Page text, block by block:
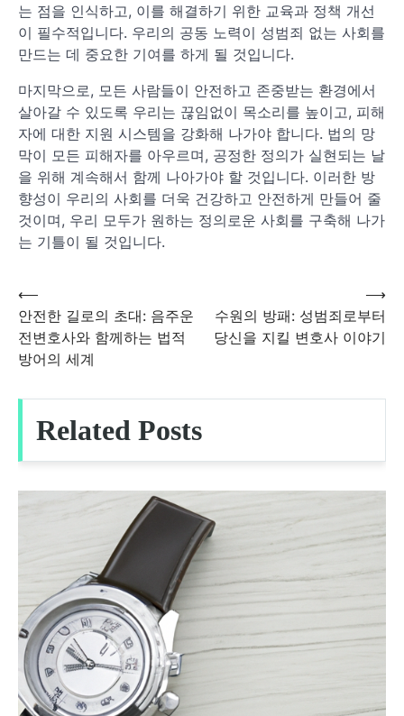
는 점을 인식하고, 이를 해결하기 위한 교육과 정책 개선
이 필수적입니다. 우리의 공동 노력이 성범죄 없는 사회를
만드는 데 중요한 기여를 하게 될 것입니다.
마지막으로, 모든 사람들이 안전하고 존중받는 환경에서
살아갈 수 있도록 우리는 끊임없이 목소리를 높이고, 피해
자에 대한 지원 시스템을 강화해 나가야 합니다. 법의 망
막이 모든 피해자를 아우르며, 공정한 정의가 실현되는 날
을 위해 계속해서 함께 나아가야 할 것입니다. 이러한 방
향성이 우리의 사회를 더욱 건강하고 안전하게 만들어 줄
것이며, 우리 모두가 원하는 정의로운 사회를 구축해 나가
는 기틀이 될 것입니다.
글
탐
색
⟵
안전한 길로의 초대: 음주운
전변호사와 함께하는 법적
방어의 세계
수원의 방패: 성범죄로부터
당신을 지킬 변호사 이야기
⟶
Related Posts